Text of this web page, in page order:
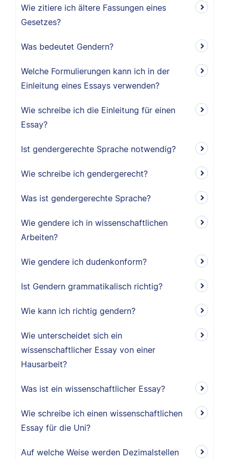
Wie zitiere ich ältere Fassungen eines
Gesetzes?
Was bedeutet Gendern?
Welche Formulierungen kann ich in der
Einleitung eines Essays verwenden?
Wie schreibe ich die Einleitung für einen
Essay?
Ist gendergerechte Sprache notwendig?
Wie schreibe ich gendergerecht?
Was ist gendergerechte Sprache?
Wie gendere ich in wissenschaftlichen
Arbeiten?
Wie gendere ich dudenkonform?
Ist Gendern grammatikalisch richtig?
Wie kann ich richtig gendern?
Wie unterscheidet sich ein
wissenschaftlicher Essay von einer
Hausarbeit?
Was ist ein wissenschaftlicher Essay?
Wie schreibe ich einen wissenschaftlichen
Essay für die Uni?
Auf welche Weise werden Dezimalstellen